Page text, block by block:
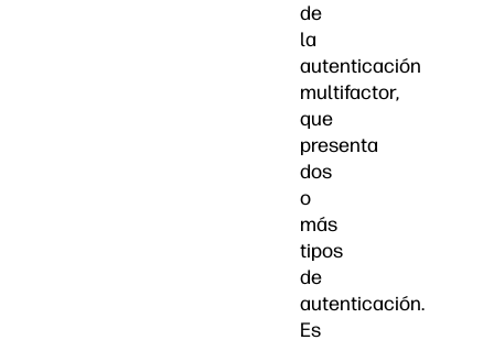
de
la
autenticación
multifactor,
que
presenta
dos
o
más
tipos
de
autenticación.
Es